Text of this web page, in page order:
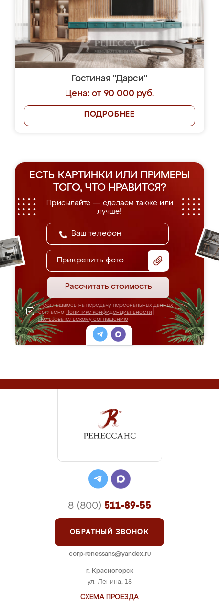
Гостиная "Дарси"
Цена: от 90 000 руб.
ПОДРОБНЕЕ
ЕСТЬ КАРТИНКИ ИЛИ ПРИМЕРЫ
ТОГО, ЧТО НРАВИТСЯ?
Присылайте — сделаем также или
лучше!
Прикрепить фото
Рассчитать стоимость
Я соглашаюсь на передачу персональных данных
согласно Политике конфиденциальности
Пользовательскому соглашению
г. Красногорск
ул. Ленина, 18
СХЕМА ПРОЕЗДА
8 (800) 511-89-55
ОБРАТНЫЙ ЗВОНОК
corp-renessans@yandex.ru